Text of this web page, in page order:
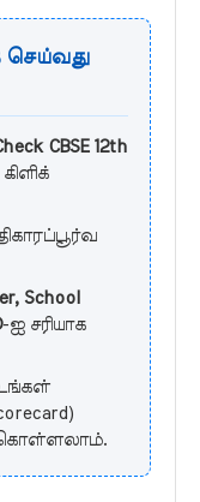
செய்வது
CBSE 12th
School
-ஐ சரியாக
கொள்ளலாம்.